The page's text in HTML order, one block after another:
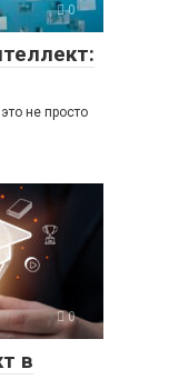
0
не просто
0
в